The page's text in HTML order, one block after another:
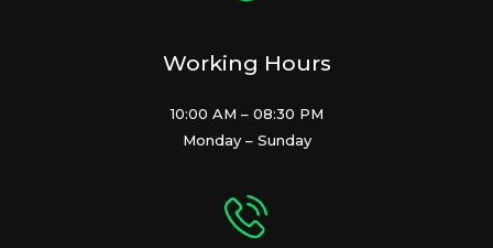
Working Hours
10:00 AM – 08:30 PM
Monday – Sunday